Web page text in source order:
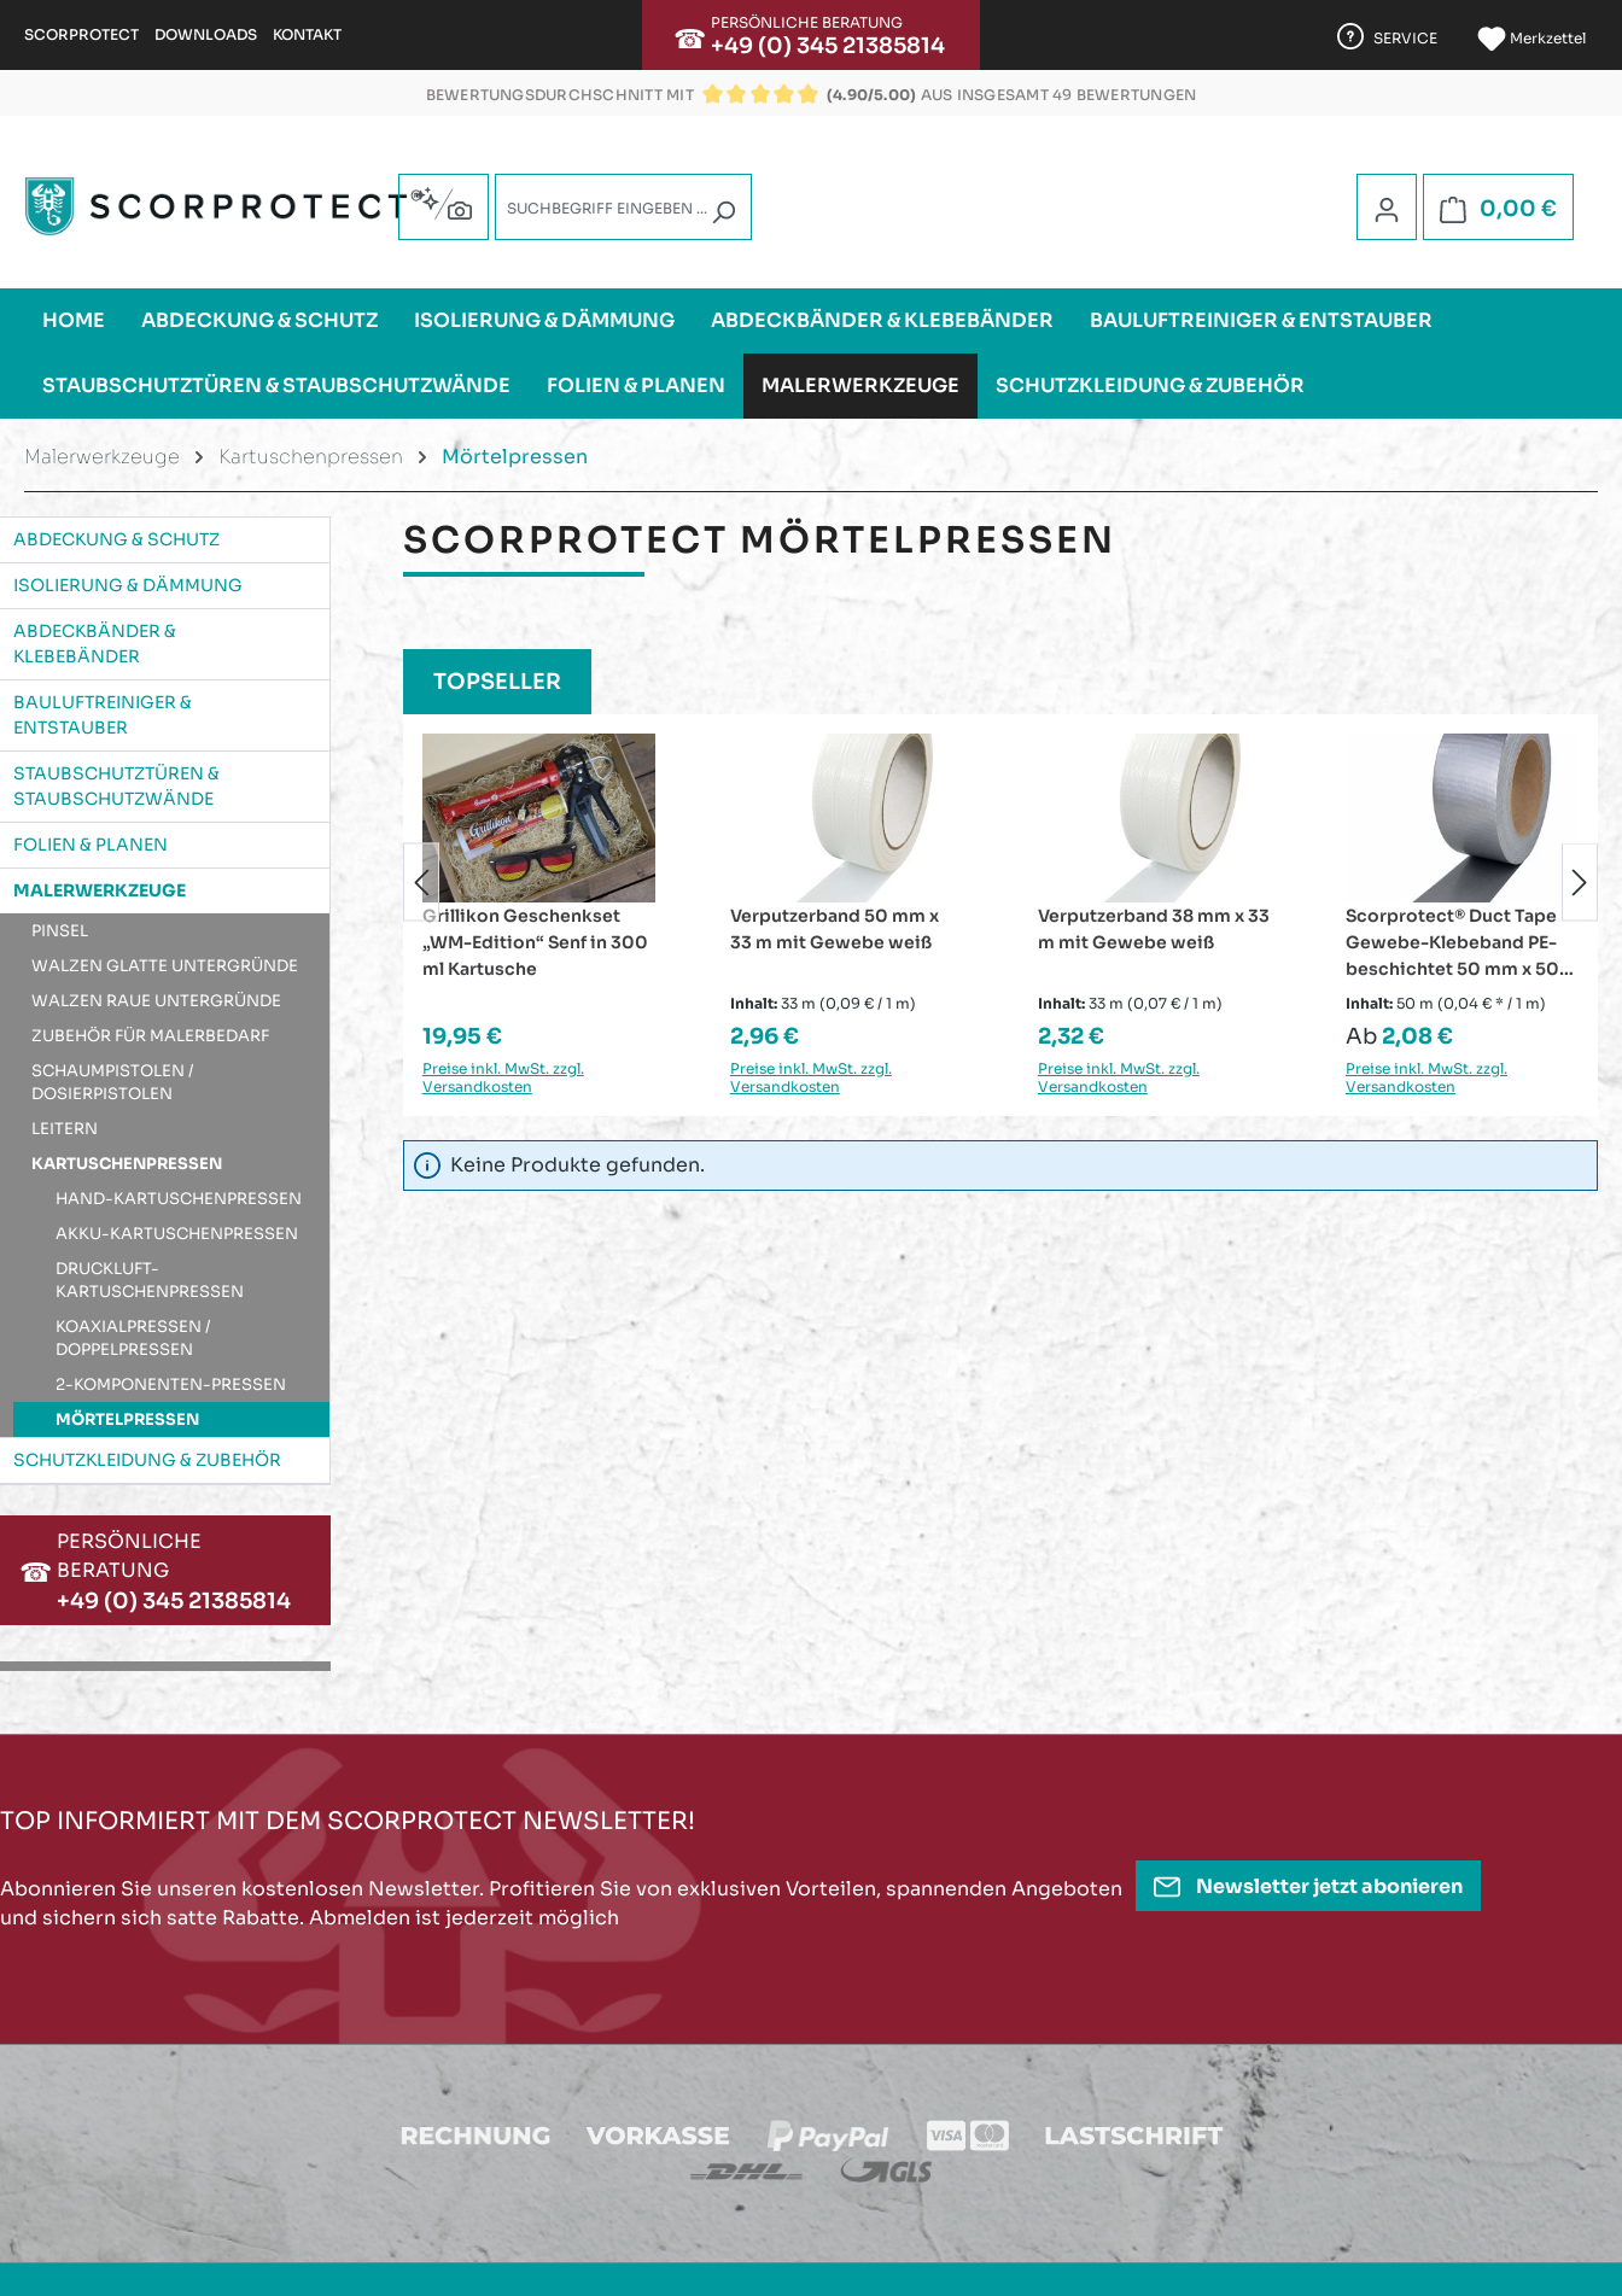
Hauptinhalt springen
Zur Suche springen
Zur Hauptnavigation springen
SCORPROTECT DOWNLOADS KONTAKT ☎ PERSÖNLICHE BERATUNG
+49 (0) 345 21385814 SERVICE Merkzettel
BEWERTUNGSDURCHSCHNITT MIT
(4.90/5.00) AUS INSGESAMT 49 BEWERTUNGEN
0,00 €
HOME ABDECKUNG & SCHUTZ ISOLIERUNG & DÄMMUNG ABDECKBÄNDER & KLEBEBÄNDER BAULUFTREINIGER & ENTSTAUBER
STAUBSCHUTZTÜREN & STAUBSCHUTZWÄNDE FOLIEN & PLANEN MALERWERKZEUGE SCHUTZKLEIDUNG & ZUBEHÖR
Malerwerkzeuge Kartuschenpressen Mörtelpressen
ABDECKUNG & SCHUTZ
ISOLIERUNG & DÄMMUNG
ABDECKBÄNDER &
KLEBEBÄNDER
BAULUFTREINIGER &
ENTSTAUBER
STAUBSCHUTZTÜREN &
STAUBSCHUTZWÄNDE
FOLIEN & PLANEN
MALERWERKZEUGE
PINSEL
WALZEN GLATTE UNTERGRÜNDE
WALZEN RAUE UNTERGRÜNDE
ZUBEHÖR FÜR MALERBEDARF
SCHAUMPISTOLEN /
DOSIERPISTOLEN
LEITERN
KARTUSCHENPRESSEN
HAND-KARTUSCHENPRESSEN
AKKU-KARTUSCHENPRESSEN
DRUCKLUFT-
KARTUSCHENPRESSEN
KOAXIALPRESSEN /
DOPPELPRESSEN
2-KOMPONENTEN-PRESSEN
MÖRTELPRESSEN
SCHUTZKLEIDUNG & ZUBEHÖR
☎
PERSÖNLICHE
BERATUNG
+49 (0) 345 21385814
SCORPROTECT MÖRTELPRESSEN
TOPSELLER
Grillikon Geschenkset
ml Kartusche
Regulärer Preis:
19,95 €
Preise inkl. MwSt. zzgl.
Versandkosten
Verputzerband 50 mm x
33 m mit Gewebe weiß
Regulärer Preis:
2,96 €
Preise inkl. MwSt. zzgl.
Versandkosten
Verputzerband 38 mm x 33
m mit Gewebe weiß
Inhalt: 33 m (0,07 € / 1 m)
Regulärer Preis:
2,32 €
Preise inkl. MwSt. zzgl.
Versandkosten
Scorprotect® Duct Tape
Gewebe-Klebeband PE-
m – reißfest &
Inhalt: 50 m(0,04 € * / 1 m)
Regulärer Preis:
Ab2,08 €
Preise inkl. MwSt. zzgl.
Versandkosten
PE Rohrisolierung
geschlitzt 1 m ganzer
Karton Farbe grau 15 mm x
13 mm
Inhalt: 34 m (1,17 € / 1 m)
Regulärer Preis:
39,90 €
Preise inkl. MwSt. zzgl.
Versandkosten
Keine Produkte gefunden.
TOP INFORMIERT MIT DEM SCORPROTECT NEWSLETTER!
Abonnieren Sie unseren kostenlosen Newsletter. Profitieren Sie von exklusiven Vorteilen, spannenden Angeboten
und sichern sich satte Rabatte. Abmelden ist jederzeit möglich
Newsletter jetzt abonieren